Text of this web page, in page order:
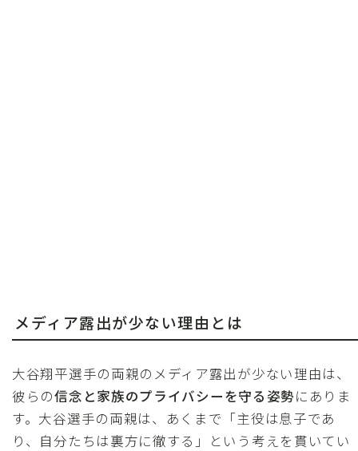
メディア露出が少ない理由とは
大谷翔平選手の両親のメディア露出が少ない理由は、
彼らの信念と家族のプライバシーを守る姿勢にありま
す。大谷選手の両親は、あくまで「主役は息子であ
り、自分たちは裏方に徹する」という考えを貫いてい